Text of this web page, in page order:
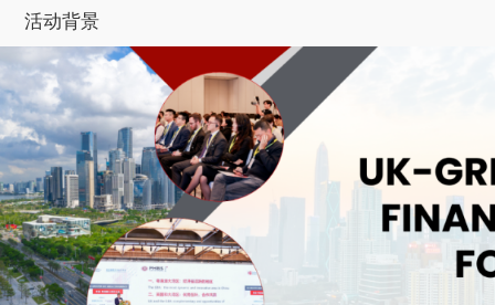
活动背景